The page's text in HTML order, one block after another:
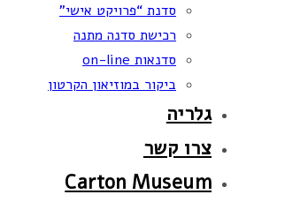
סדנת “פרויקט אישי”
רכישת סדנה מתנה
סדנאות on-line
ביקור במוזיאון הקרטון
גלריה
צרו קשר
Carton Museum